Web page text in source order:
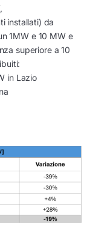
installati) da
1MW e 10 MW e
superiore a 10
in Lazio